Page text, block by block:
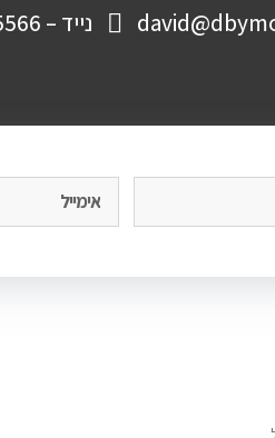
נייד – 050-8335566